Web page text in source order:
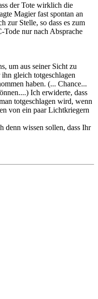
der Tote wirklich die
Magier fast spontan an
zur Stelle, so dass es zum
nur nach Absprache
um aus seiner Sicht zu
gleich totgeschlagen
haben. (... Chance...
Ich erwiderte, dass
totgeschlagen wird, wenn
von ein paar Lichtkriegern
denn wissen sollen, dass Ihr